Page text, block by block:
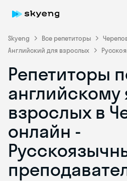
Skyeng Все репетиторы
Английский для взрослых
Репетиторы
английскому
взрослых в
онлайн -
Skyeng Chat